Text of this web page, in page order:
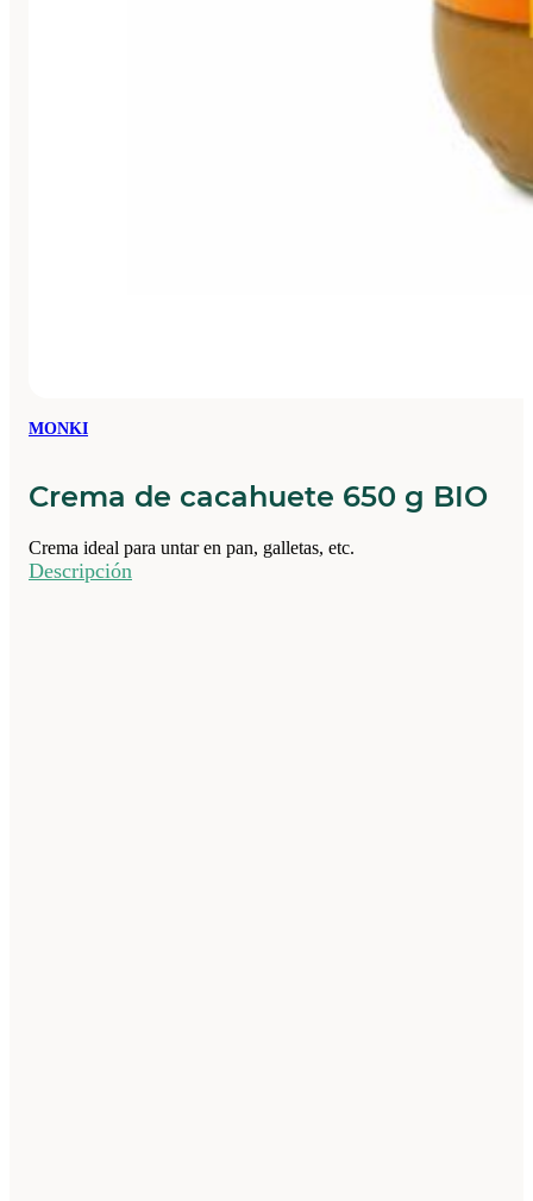
MONKI
Crema de cacahuete 650 g BIO
Crema ideal para untar en pan, galletas, etc.
Descripción